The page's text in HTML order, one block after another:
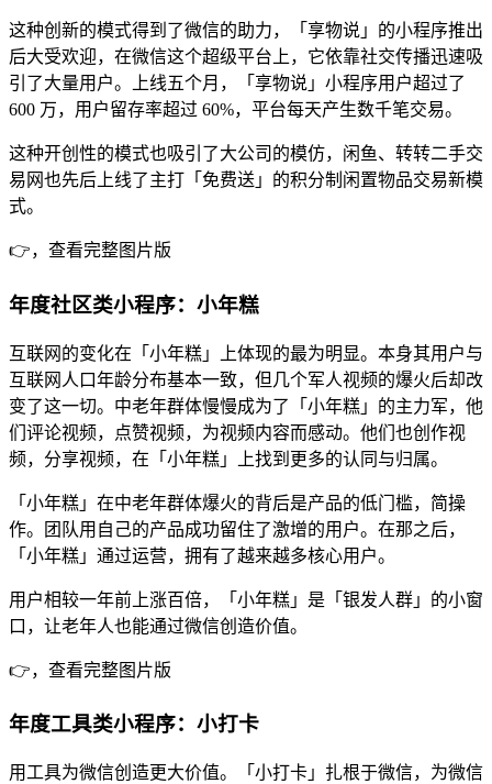
这种创新的模式得到了微信的助力，「享物说」的小程序推出
后大受欢迎，在微信这个超级平台上，它依靠社交传播迅速吸
引了大量用户。上线五个月，「享物说」小程序用户超过了
600 万，用户留存率超过 60%，平台每天产生数千笔交易。
这种开创性的模式也吸引了大公司的模仿，闲鱼、转转二手交
易网也先后上线了主打「免费送」的积分制闲置物品交易新模
式。
👉，查看完整图片版
年度社区类小程序：小年糕
互联网的变化在「小年糕」上体现的最为明显。本身其用户与
互联网人口年龄分布基本一致，但几个军人视频的爆火后却改
变了这一切。中老年群体慢慢成为了「小年糕」的主力军，他
们评论视频，点赞视频，为视频内容而感动。他们也创作视
频，分享视频，在「小年糕」上找到更多的认同与归属。
「小年糕」在中老年群体爆火的背后是产品的低门槛，简操
作。团队用自己的产品成功留住了激增的用户。在那之后，
「小年糕」通过运营，拥有了越来越多核心用户。
用户相较一年前上涨百倍，「小年糕」是「银发人群」的小窗
口，让老年人也能通过微信创造价值。
👉，查看完整图片版
年度工具类小程序：小打卡
用工具为微信创造更大价值。「小打卡」扎根于微信，为微信